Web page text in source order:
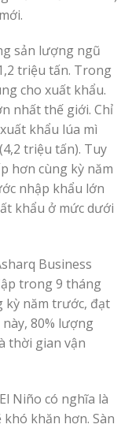
sản lượng ngũ
triệu tấn. Trong
cho xuất khẩu.
nhất thế giới. Chỉ
khẩu lúa mì
triệu tấn). Tuy
hơn cùng kỳ năm
nhập khẩu lớn
khẩu ở mức dưới
Business
trong 9 tháng
kỳ năm trước, đạt
80% lượng
thời gian vận
Niño có nghĩa là
khăn hơn. Sàn